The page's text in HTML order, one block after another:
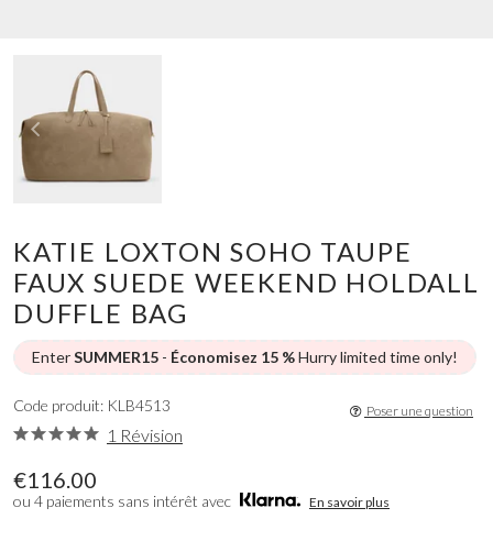
KATIE LOXTON SOHO TAUPE
FAUX SUEDE WEEKEND HOLDALL
DUFFLE BAG
EnterSUMMER15 - Économisez 15 %Hurry limited time only!
€116.00
ou 4 paiements sans intérêt avec En savoir plus
Code produit: KLB4513
1 Révision
Poser une question